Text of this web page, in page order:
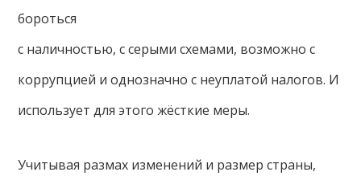
бороться
с наличностью, с серыми схемами, возможно с
коррупцией и однозначно с неуплатой налогов. И
использует для этого жёсткие меры.
Учитывая размах изменений и размер страны,